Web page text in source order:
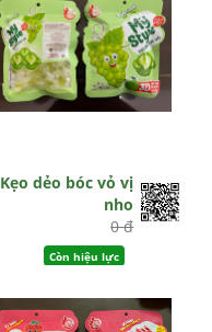
Kẹo dẻo bóc vỏ vị
nho
0 đ
Còn hiệu lực